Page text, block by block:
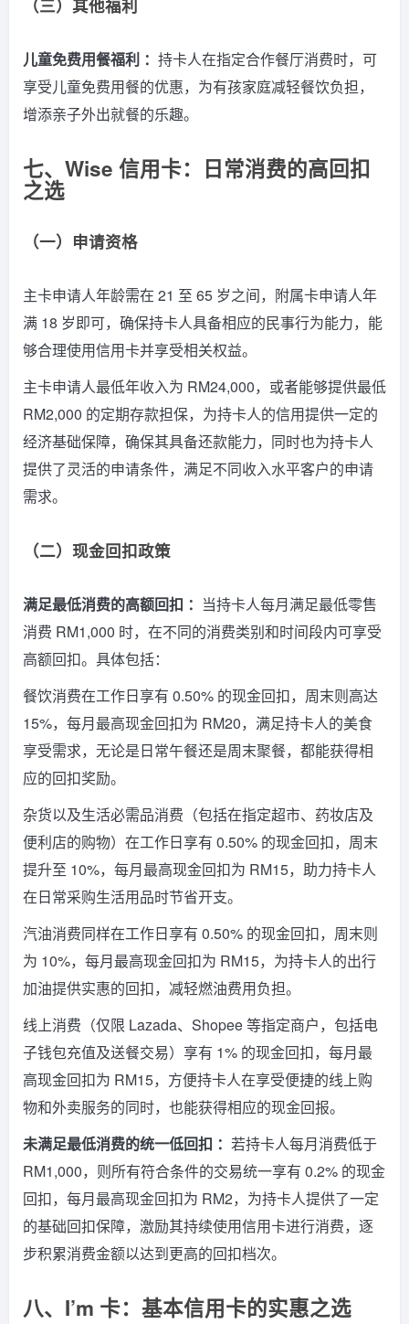
（三）其他福利
儿童免费用餐福利 ： 持卡人在指定合作餐厅消费时，可
享受儿童免费用餐的优惠，为有孩家庭减轻餐饮负担，
增添亲子外出就餐的乐趣。
七、Wise 信用卡：日常消费的高回扣
之选
（一）申请资格
主卡申请人年龄需在 21 至 65 岁之间，附属卡申请人年
满 18 岁即可，确保持卡人具备相应的民事行为能力，能
够合理使用信用卡并享受相关权益。
主卡申请人最低年收入为 RM24,000，或者能够提供最低
RM2,000 的定期存款担保，为持卡人的信用提供一定的
经济基础保障，确保其具备还款能力，同时也为持卡人
提供了灵活的申请条件，满足不同收入水平客户的申请
需求。
（二）现金回扣政策
满足最低消费的高额回扣 ： 当持卡人每月满足最低零售
消费 RM1,000 时，在不同的消费类别和时间段内可享受
高额回扣。具体包括：
餐饮消费在工作日享有 0.50% 的现金回扣，周末则高达
15%，每月最高现金回扣为 RM20，满足持卡人的美食
享受需求，无论是日常午餐还是周末聚餐，都能获得相
应的回扣奖励。
杂货以及生活必需品消费（包括在指定超市、药妆店及
便利店的购物）在工作日享有 0.50% 的现金回扣，周末
提升至 10%，每月最高现金回扣为 RM15，助力持卡人
在日常采购生活用品时节省开支。
汽油消费同样在工作日享有 0.50% 的现金回扣，周末则
为 10%，每月最高现金回扣为 RM15，为持卡人的出行
加油提供实惠的回扣，减轻燃油费用负担。
线上消费（仅限 Lazada、Shopee 等指定商户，包括电
子钱包充值及送餐交易）享有 1% 的现金回扣，每月最
高现金回扣为 RM15，方便持卡人在享受便捷的线上购
物和外卖服务的同时，也能获得相应的现金回报。
未满足最低消费的统一低回扣 ： 若持卡人每月消费低于
RM1,000，则所有符合条件的交易统一享有 0.2% 的现金
回扣，每月最高现金回扣为 RM2，为持卡人提供了一定
的基础回扣保障，激励其持续使用信用卡进行消费，逐
步积累消费金额以达到更高的回扣档次。
八、I’m 卡：基本信用卡的实惠之选